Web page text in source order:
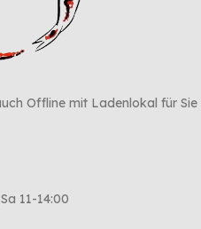
Offline mit Ladenlokal für Sie
11-14:00